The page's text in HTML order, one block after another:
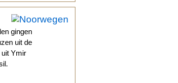
gingen
uit de
uit Ymir